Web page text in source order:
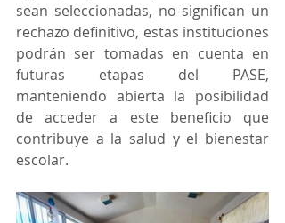
sean seleccionadas, no significan un
rechazo definitivo, estas instituciones
podrán ser tomadas en cuenta en
futuras etapas del PASE,
manteniendo abierta la posibilidad
de acceder a este beneficio que
contribuye a la salud y el bienestar
escolar.